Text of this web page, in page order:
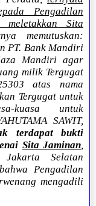
Pengadilan
Sita
memutuskan:
PT. Bank Mandiri
Mandiri agar
milik Tergugat
atas nama
Tergugat untuk
kuasa untuk
SAWIT,
terdapat bukti
Sita Jaminan,
Selatan
Pengadilan
mengadili